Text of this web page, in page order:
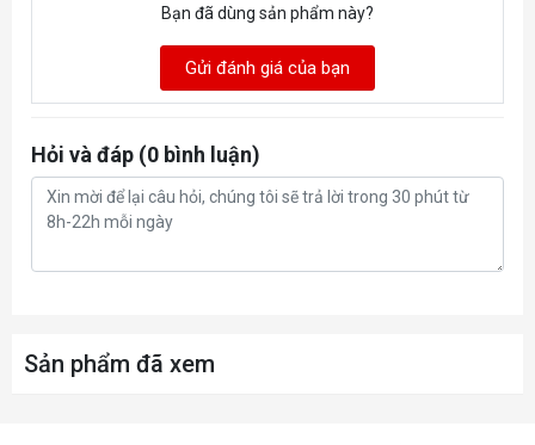
Bạn đã dùng sản phẩm này?
Gửi đánh giá của bạn
Hỏi và đáp (0 bình luận)
Sản phẩm đã xem